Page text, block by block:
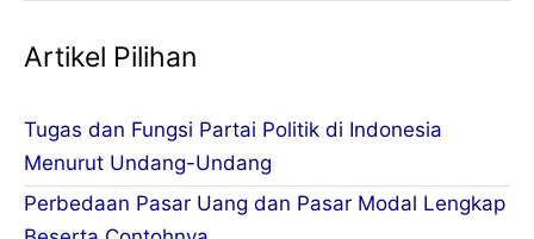
Artikel Pilihan
Tugas dan Fungsi Partai Politik di Indonesia
Menurut Undang-Undang
Perbedaan Pasar Uang dan Pasar Modal Lengkap